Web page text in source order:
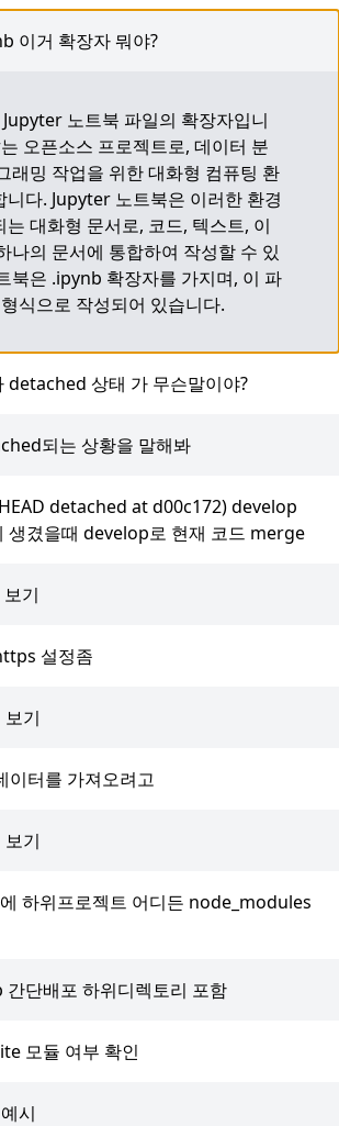
이거 확장자 뭐야?
노트북 파일의 확장자입니
오픈소스 프로젝트로, 데이터 분
래밍 작업을 위한 대화형 컴퓨팅 환
니다. Jupyter 노트북은 이러한 환경
는 대화형 문서로, 코드, 텍스트, 이
나의 문서에 통합하여 작성할 수 있
북은 .ipynb 확장자를 가지며, 이 파
식으로 작성되어 있습니다.
detached 상태 가 무슨말이야?
되는 상황을 말해봐
detached at d00c172) develop
생겼을때 develop로 현재 코드 merge
기
설정좀
기
이터를 가져오려고
기
하위프로젝트 어디든 node_modules
간단배포 하위디렉토리 포함
모듈 여부 확인
시